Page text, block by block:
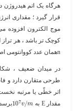
هرگاه یک اتم هیدروژن
قرار گیرد ؛ مقداری
nهمان عدد کووانتومی اصلی است . )
در میدان ضعیف ،
اثر خطّی یا مرتبه
مقدار E به ​
107v/m